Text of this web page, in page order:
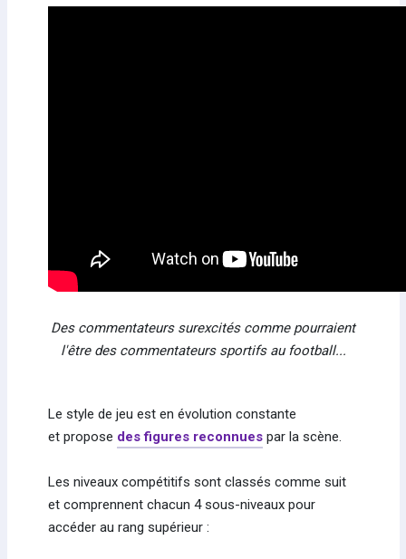
Des commentateurs surexcités comme pourraient
l'être des commentateurs sportifs au football...
Le style de jeu est en évolution constante
et propose des figures reconnuespar la scène.
Les niveaux compétitifs sont classés comme suit
et comprennent chacun 4 sous-niveaux pour
accéder au rang supérieur :